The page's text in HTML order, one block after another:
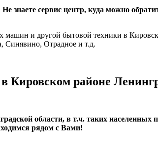
знаете сервис центр, куда можно
машин и другой бытовой техники в
Синявино, Отрадное и т.д.
районе
области, в т.ч. таких
рядом с Вами!